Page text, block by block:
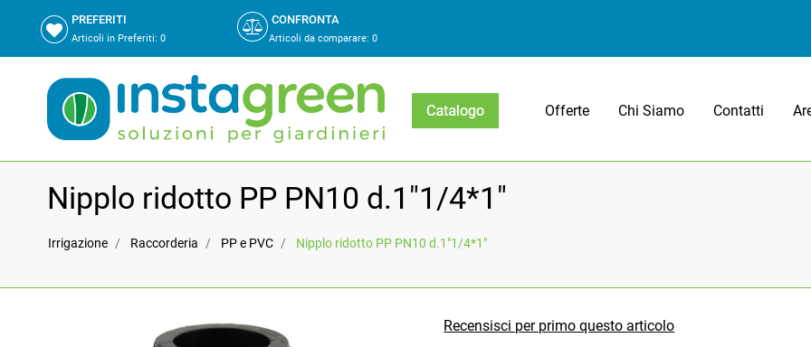
PREFERITI
Articoli in Preferiti: 0
CONFRONTA
Articoli da comparare: 0
Offerte Chi Siamo Contatti
Nipplo ridotto PP PN10 d.1"1/4*1"
Irrigazione Raccorderia PP e PVC Nipplo ridotto PP PN10 d.1"1/4*1"
Recensisci per primo questo articolo